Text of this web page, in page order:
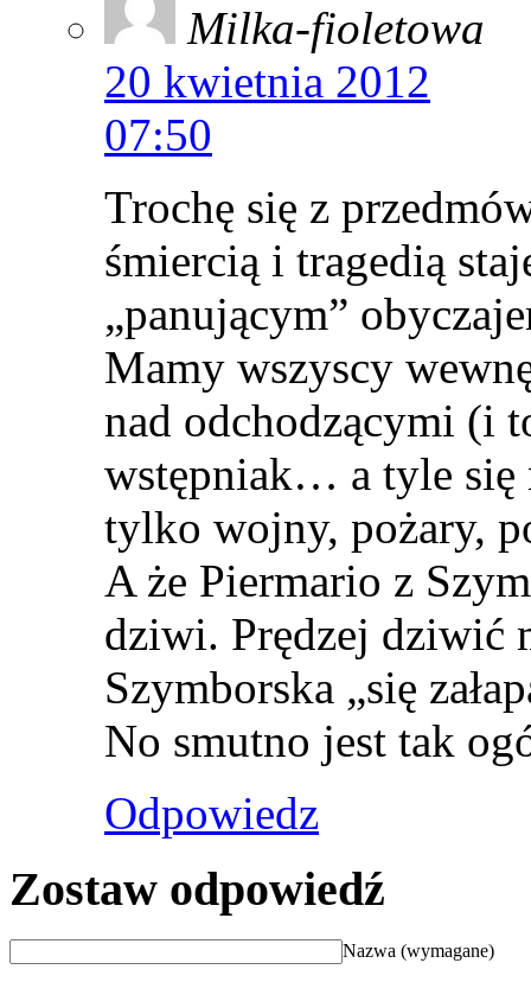
Milka-fioletowa
20 kwietnia 2012
07:50
Trochę się z
śmiercią i tragedią
„panującym”
Mamy wszyscy
nad odchodzącymi (i
wstępniak… a tyle się
tylko wojny, pożary,
A że Piermario z
dziwi. Prędzej dziwić
Szymborska „się
No smutno jest tak
Odpowiedz
Zostaw odpowiedź
Nazwa (wymagane)